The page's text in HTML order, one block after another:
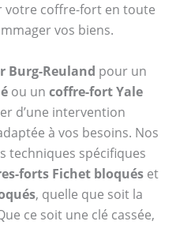
votre coffre-fort en toute
vos biens.
Burg-Reuland pour un
ou un coffre-fort Yale
d’une intervention
à vos besoins. Nos
techniques spécifiques
forts Fichet bloqués et
, quelle que soit la
ce soit une clé cassée,